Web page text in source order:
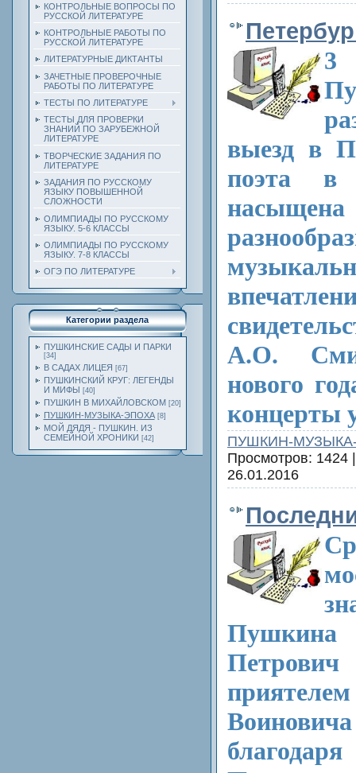
КОНТРОЛЬНЫЕ ВОПРОСЫ ПО
РУССКОЙ ЛИТЕРАТУРЕ
КОНТРОЛЬНЫЕ РАБОТЫ ПО
РУССКОЙ ЛИТЕРАТУРЕ
ЛИТЕРАТУРНЫЕ ДИКТАНТЫ
ЗАЧЕТНЫЕ ПРОВЕРОЧНЫЕ
РАБОТЫ ПО ЛИТЕРАТУРЕ
ТЕСТЫ ПО ЛИТЕРАТУРЕ
ТЕСТЫ ДЛЯ ПРОВЕРКИ
ЗНАНИЙ ПО ЗАРУБЕЖНОЙ
ЛИТЕРАТУРЕ
ТВОРЧЕСКИЕ ЗАДАНИЯ ПО
ЛИТЕРАТУРЕ
ЗАДАНИЯ ПО РУССКОМУ
ЯЗЫКУ ПОВЫШЕННОЙ
СЛОЖНОСТИ
ОЛИМПИАДЫ ПО РУССКОМУ
ЯЗЫКУ. 5-6 КЛАССЫ
ОЛИМПИАДЫ ПО РУССКОМУ
ЯЗЫКУ. 7-8 КЛАССЫ
ОГЭ ПО ЛИТЕРАТУРЕ
Категории раздела
ПУШКИНСКИЕ САДЫ И ПАРКИ
[34]
В САДАХ ЛИЦЕЯ [67]
ПУШКИНСКИЙ КРУГ: ЛЕГЕНДЫ
И МИФЫ [40]
ПУШКИН В МИХАЙЛОВСКОМ [20]
ПУШКИН-МУЗЫКА-ЭПОХА [8]
МОЙ ДЯДЯ - ПУШКИН. ИЗ
СЕМЕЙНОЙ ХРОНИКИ [42]
3
выезд в
поэта в
А.О.
нового
концерты
ПУШКИН-
Просмотров:
26.01.2016